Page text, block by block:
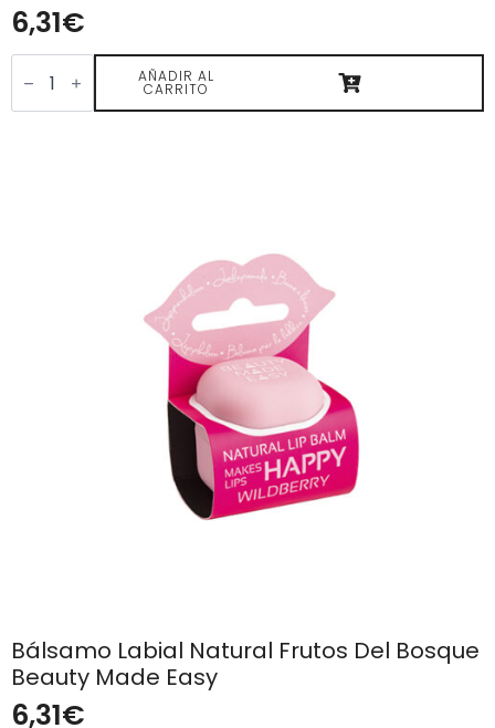
6,31€
Bálsamo
Labial
Natural
con
AÑADIR AL
CARRITO
Bálsamo Labial Natural Frutos Del Bosque
Beauty Made Easy
6,31€